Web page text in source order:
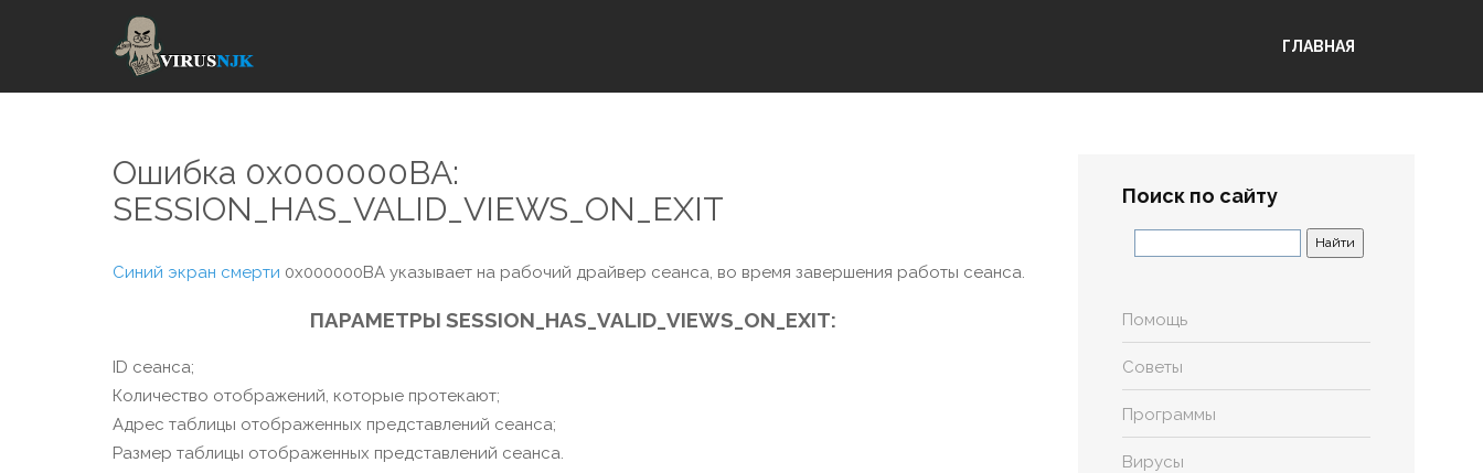
ГЛАВНАЯ
Ошибка 0x000000BA:
SESSION_HAS_VALID_VIEWS_ON_EXIT
Синий экран смерти 0x000000BA указывает на рабочий драйвер сеанса, во время завершения работы сеанса.
ПАРАМЕТРЫ SESSION_HAS_VALID_VIEWS_ON_EXIT:
ID сеанса;
Количество отображений, которые протекают;
Адрес таблицы отображенных представлений сеанса;
Размер таблицы отображенных представлений сеанса.
Поиск по сайту
Помощь
Советы
Программы
Вирусы